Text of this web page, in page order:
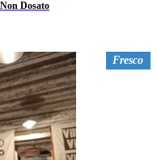
Dosato
Fresco